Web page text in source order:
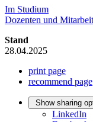
Im Studium
Dozenten und
Stand
28.04.2025
print page
recommend page
Show sharing
LinkedIn